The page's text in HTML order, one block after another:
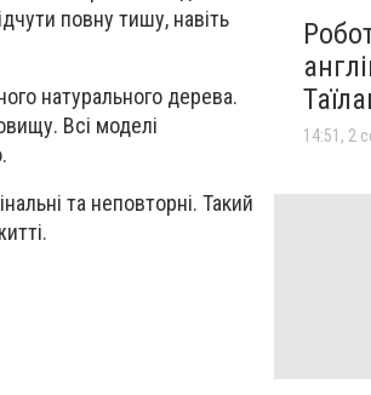
повну тишу, навіть
натурального дерева.
Всі моделі
та неповторні. Такий
14:51, 2